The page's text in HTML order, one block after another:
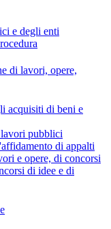
e degli enti
di lavori, opere,
acquisiti di beni e
pubblici
di appalti
e opere, di concorsi
di idee e di